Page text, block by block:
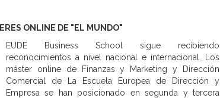
ONLINE DE "EL MUNDO"
EUDE Business School sigue recibiendo
reconocimientos a nivel nacional e internacional. Los
máster online de Finanzas y Marketing y Dirección
Comercial de La Escuela Europea de Dirección y
Empresa se han posicionado en segunda y tercera